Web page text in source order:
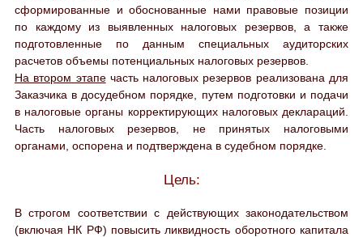
сформированные и обоснованные нами правовые позиции
по каждому из выявленных налоговых резервов, а также
подготовленные по данным специальных аудиторских
расчетов объемы потенциальных налоговых резервов.
На втором этапечасть налоговых резервов реализована для
Заказчика в досудебном порядке, путем подготовки и подачи
в налоговые органы корректирующих налоговых деклараций.
Часть налоговых резервов, не принятых налоговыми
органами, оспорена и подтверждена в судебном порядке.
Цель:
В строгом соответствии с действующих законодательством
(включая НК РФ) повысить ликвидность оборотного капитала